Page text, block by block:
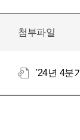
첨부파일
'24년 4분